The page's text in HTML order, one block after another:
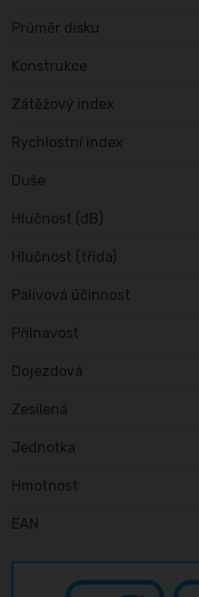
Průměr disku
Konstrukce
Zátěžový index
Rychlostní index
Duše
Hlučnost (dB)
Hlučnost (třída)
Palivová účinnost
Přilnavost
Dojezdová
Zesílená
Jednotka
Hmotnost
EAN